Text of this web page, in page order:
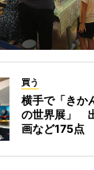
買う
横手で「きか
の世界展」
画など175点